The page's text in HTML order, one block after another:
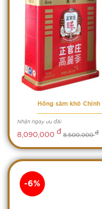
Hồng sâm khô
Nhận ngay ưu đãi
8,090,000 đ 8,500,000đ
-6%